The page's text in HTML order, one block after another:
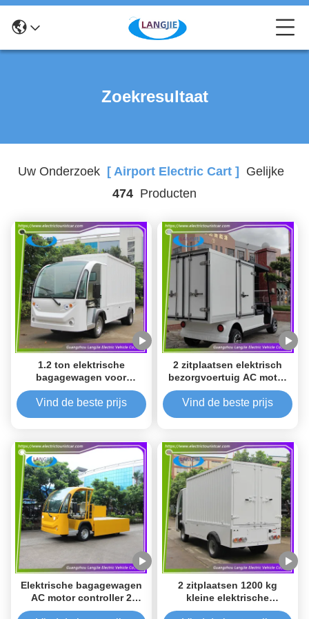
Zoekresultaat
Uw Onderzoek [ Airport Electric Cart ]
Gelijke
474 Producten
1.2 ton elektrische
bagagewagen voor
luchthavens Elektrische
bagagewagen AC motor
Elektrische vrachtwagen
Vind de beste prijs
2 zitplaatsen elektrisch
bezorgvoertuig AC motor
48V luchthaven elektrische
wagen voor parkeren
Vind de beste prijs
Elektrische bagagewagen
AC motor controller 2
zitplaatsen Airport
2 zitplaatsen 1200 kg
kleine elektrische
bagagewagen AC motor